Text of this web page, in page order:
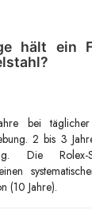
hält ein
bei
2 bis 3
Die Rolex-
(10 Jahre).